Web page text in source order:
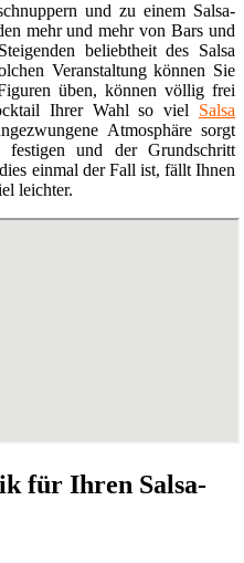
und zu einem Salsa-
mehr und mehr von Bars und
beliebtheit des Salsa
Veranstaltung können Sie
üben, können völlig frei
Ihrer Wahl so viel Salsa
Atmosphäre sorgt
und der Grundschritt
einmal der Fall ist, fällt Ihnen
leichter.
für Ihren Salsa-